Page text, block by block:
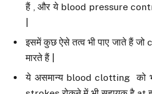
हैं , और ये blood pressure
इसमें कुछ ऐसे तत्व भी पाए जाते हैं
मारते हैं |
ये असमान्य blood clotting को